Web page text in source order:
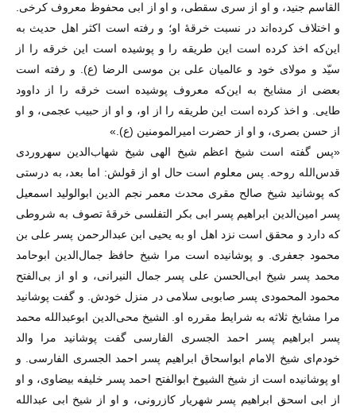
القاسم جنید، و او از سری سقطی، و او از ابی محفوظ معروف کرخی.
و اختلاف کرده‌اند در نسبت خرقهٔ او؛ و رفته است اکثر اهل حدیث به
این‌که اخذ کرده است این طریقه را و پوشیده است این خرقه را از
سیّد و مولای خود و عالمیان علی بن موسی الرضا (ع). و رفته است
بعضی از مشایخ به این‌که معروف پوشیده است خرقه را از داوود
طایی. و اخذ کرده است این طریقه را از او، و او از حبیب عجمی، و او
از حسن بصری، و او از حضرت امیرالمومنین (ع).»
«پس گفته است شیخ اعظم شیخ الهی شیخ شهاب‌الدین سهروردی
قدس‌الله روحه. پس معلوم است حال او از قولش: اما بعد، به درستی
که پوشانید شیخ صالح مقری محدث معمر نجم الدین ابوالولید اسمعیل
پسر امین‌الدین ابراهیم پسر ابی بکر التفلسی خرقهٔ تصوف به شروطی
که دارد و محقق است نزد اهل او به یحیی ابن عبدالرحمن پسر علی بن
محمود جعفری. و پوشانیده است مرا شیخ حافظ جمال‌الدین ابوحامد
محمد پسر شیخ ابی‌الحسن علی پسر جمال النیرانی، و او از بی‌الفتح
محمود المحمودی پسر صابوبی سلامی در منزل خودش. و گفت پوشانید
مرا مشایخ ثلاثه به شرایط مقرره او. الشیخ محی‌الدین ابوعبدالله محمد
پسر ابراهیم پسر احمد الجسری الفارسی گفت پوشانید مرا والد
خودم‌ای شیخ الامام ابواسحاق ابراهیم پسر احمد الجسری الفارسی. و
او پوشانیده است از شیخ الشیوخ ابوالفتح احمد پسر خلیفه بیضاوی، و او
از ابی اسحق ابراهیم پسر شهریار کازرونی، و او از شیخ ابی عبدالله